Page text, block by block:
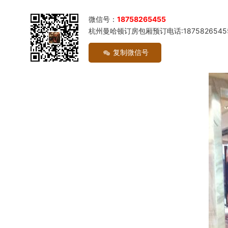
微信号： 18758265455
杭州曼哈顿订房包厢预订电话
复制微信号